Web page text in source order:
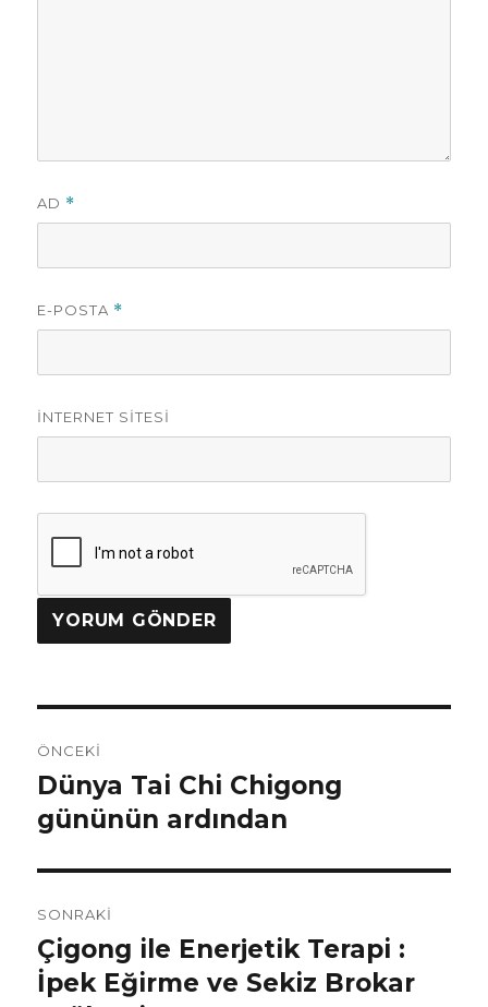
AD *
E-POSTA *
İNTERNET SITESI
gezinmesi
ÖNCEKI
Önceki
yazı:
Dünya Tai Chi Chigong
gününün ardından
SONRAKI
Sonraki
yazı:
Çigong ile Enerjetik Terapi :
İpek Eğirme ve Sekiz Brokar